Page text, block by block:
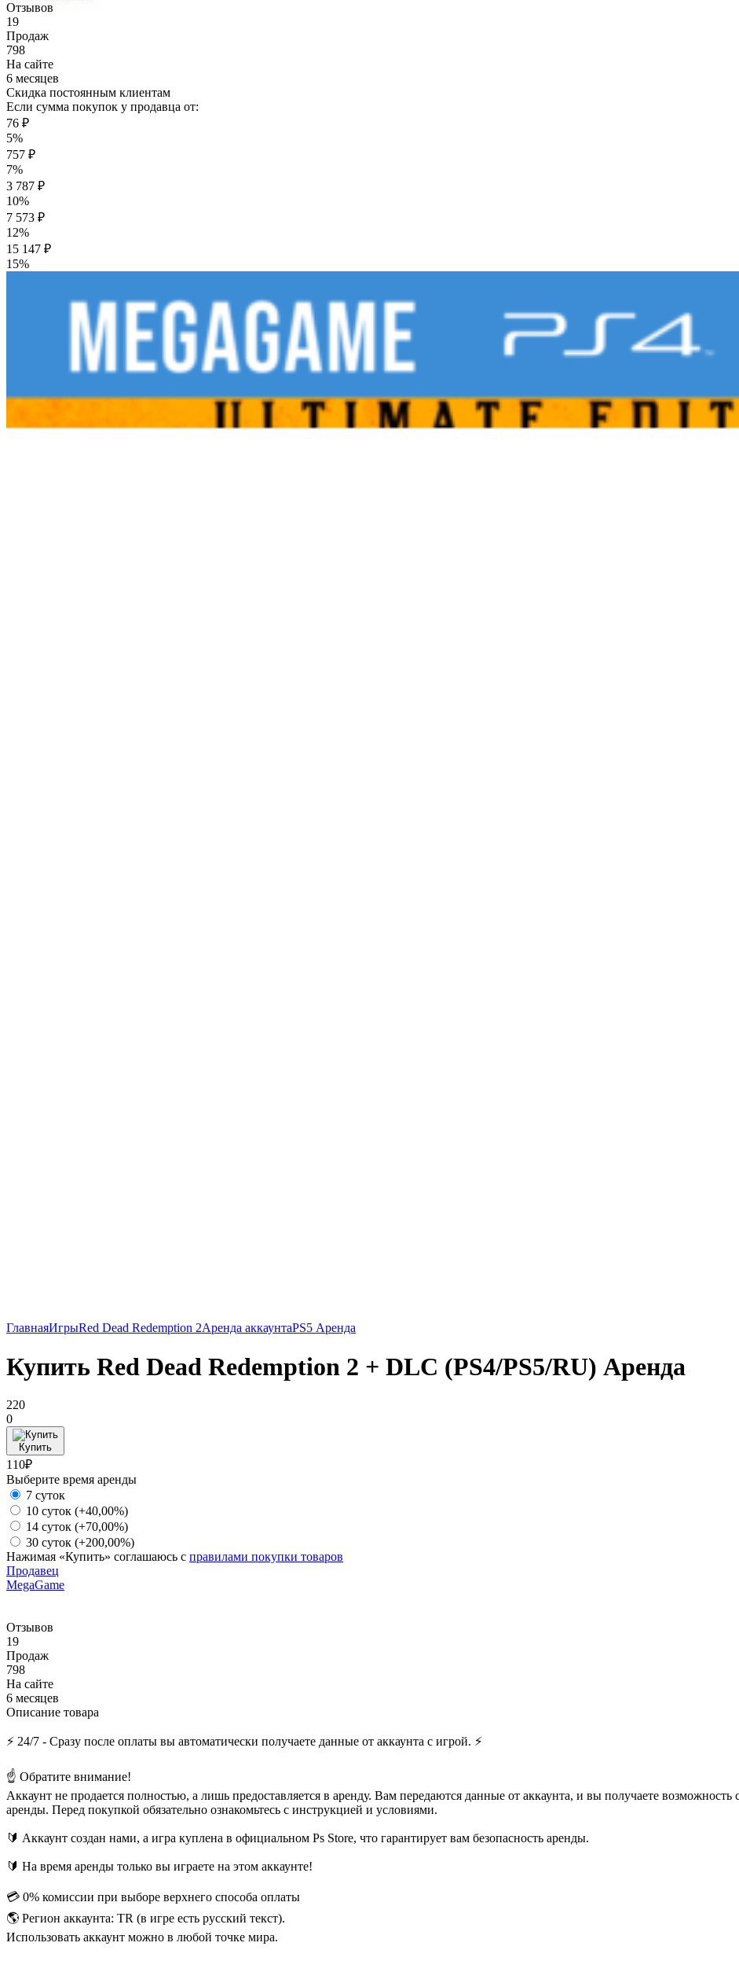
Отзывов
19
Продаж
798
На сайте
6 месяцев
Скидка постоянным клиентам
Если сумма покупок у продавца от:
76 ₽
5%
757 ₽
7%
3 787 ₽
10%
7 573 ₽
12%
15 147 ₽
15%
ГлавнаяИгрыRed Dead Redemption 2Аренда аккаунтаPS5 Аренда
Купить Red Dead Redemption 2 + DLC (PS4/PS5/RU) Аренда
220
0
Купить
110₽
Выберите время аренды
7 суток
10 суток (+40,00%)
14 суток (+70,00%)
30 суток (+200,00%)
Нажимая «Купить» соглашаюсь с правилами покупки товаров
Продавец
MegaGame
Отзывов
19
Продаж
798
На сайте
6 месяцев
Описание товара
⚡️ 24/7 - Сразу после оплаты вы автоматически получаете данные от аккаунта с игрой. ⚡️
☝ Обратите внимание!
Аккаунт не продается полностью, а лишь предоставляется в аренду. Вам передаются данные от аккаунта, и вы получаете возможность
аренды. Перед покупкой обязательно ознакомьтесь с инструкцией и условиями.
🔰 Аккаунт создан нами, а игра куплена в официальном Ps Store, что гарантирует вам безопасность аренды.
🔰 На время аренды только вы играете на этом аккаунте!
💳 0% комиссии при выборе верхнего способа оплаты
🌎 Регион аккаунта: TR (в игре есть русский текст).
Использовать аккаунт можно в любой точке мира.